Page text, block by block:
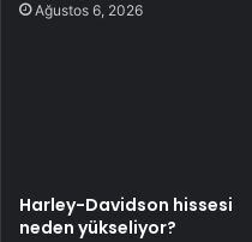
Ağustos 6, 2026
Harley-Davidson hissesi
neden yükseliyor?